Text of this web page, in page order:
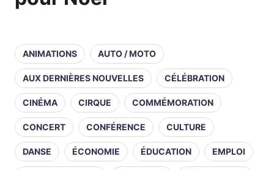
ANIMATIONS AUTO / MOTO
AUX DERNIÈRES NOUVELLES CÉLÉBRATION
CINÉMA CIRQUE COMMÉMORATION
CONCERT CONFÉRENCE CULTURE
DANSE ÉCONOMIE ÉDUCATION EMPLOI